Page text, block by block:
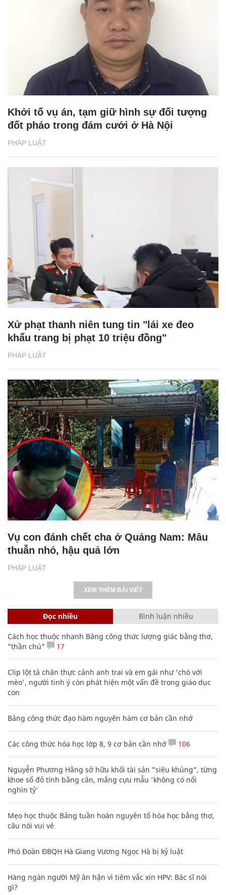
PHÁP LUẬT
Khởi tố vụ án, tạm giữ hình sự đối tượng
đốt pháo trong đám cưới ở Hà Nội
PHÁP LUẬT
Xử phạt thanh niên tung tin "lái xe đeo
khẩu trang bị phạt 10 triệu đồng"
PHÁP LUẬT
Vụ con đánh chết cha ở Quảng Nam: Mâu
thuẫn nhỏ, hậu quả lớn
XEM THÊM BÀI VIẾT
Đọc nhiều Bình luận nhiều
Cách học thuộc nhanh Bảng công thức lượng giác bằng thơ,
"thần chú"
17
Clip lột tả chân thực cảnh anh trai và em gái như 'chó với
mèo', người tinh ý còn phát hiện một vấn đề trong giáo dục
con
Bảng công thức đạo hàm nguyên hàm cơ bản cần nhớ
Các công thức hóa học lớp 8, 9 cơ bản cần nhớ 106
Nguyễn Phương Hằng sở hữu khối tài sản "siêu khủng", từng
khoe sổ đỏ tính bằng cân, mắng cựu mẫu 'không có nổi
nghìn tỷ'
Mẹo học thuộc Bảng tuần hoàn nguyên tố hóa học bằng thơ,
câu nói vui vẻ
Phó Đoàn ĐBQH Hà Giang Vương Ngọc Hà bị kỷ luật
Hàng ngàn người Mỹ ân hận vì tiêm vắc xin HPV: Bác sĩ nói
gì?